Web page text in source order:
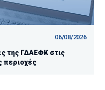
06/08/2026
της ΓΔΑΕΦΚ στις
περιοχές